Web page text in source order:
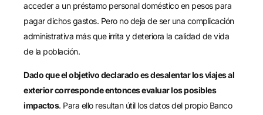
acceder a un préstamo personal doméstico en pesos para
pagar dichos gastos. Pero no deja de ser una complicación
administrativa más que irrita y deteriora la calidad de vida
de la población.
Dado que el objetivo declarado es desalentar los viajes al
exterior corresponde entonces evaluar los posibles
impactos. Para ello resultan útil los datos del propio Banco